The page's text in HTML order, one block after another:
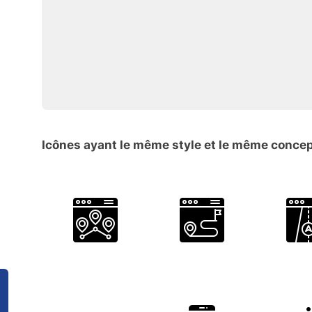
Icônes ayant le même style et le même